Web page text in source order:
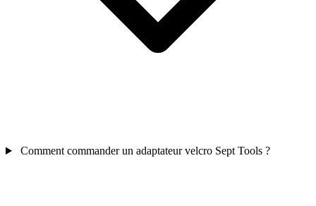
Comment commander un adaptateur velcro Sept Tools ?